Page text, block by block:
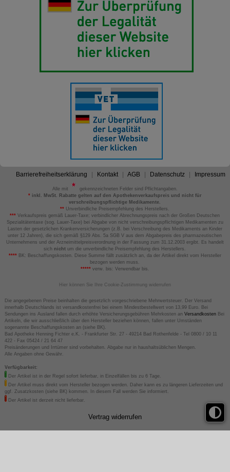
Barrierefreiheitserklärung Kontakt AGB Datenschutz Impressum
Alle mit
gekennzeichneten Felder sind Pflichtangaben.
*inkl. MwSt. Rabatte gelten auf den Apothekenverkaufspreis und nicht für
verschreibungspflichtige Medikamente.
** Unverbindliche Preisempfehlung des Herstellers.
*** Verkaufspreis gemäß Lauer-Taxe; verbindlicher Abrechnungspreis nach der Großen Deutschen
Spezialitätentaxe (sog. Lauer-Taxe) bei Abgabe von nicht verschreibungspflichtigen Medikamenten zu
Lasten der gesetzlichen Krankenversicherungen (z.B. bei Verschreibung des Medikaments an Kinder
unter 12 Jahren), die sich gemäß §129 Abs. 5a SGB V aus dem Abgabepreis des pharmazeutischen
Unternehmens und der Arzneimittelpreisverordnung in der Fassung zum 31.12.2003 ergibt. Es handelt
sich nicht um die unverbindliche Preisempfehlung des Herstellers.
****BK: Beschaffungskosten. Diese Summe fällt zusätzlich an, da der Artikel direkt vom Hersteller
bezogen werden muss.
*****verw. bis: Verwendbar bis.
Hier können Sie Ihre Cookie-Zustimmung widerrufen
Die angegebenen Preise beinhalten die gesetzlich vorgeschriebene Mehrwertsteuer. Der Versand
innerhalb Deutschlands ist versandkostenfrei bei einem Mindestbestellwert von 13,99 Euro. Bei
Sendungen ins Ausland fallen durch erhöhte Versicherungsgebühren Mehrkosten an VersandkostenBei
Artikeln, die wir ausschließlich über den Hersteller beziehen können, fallen unter Umständen
sogenannte Beschaffungskosten an (siehe BK).
Bad Apotheke Henning Fichter e.K. - Frankfurter Str. 27 - 49214 Bad Rothenfelde - Tel 0800 / 10 11
422 - Fax 05424 / 21 64 47
Preisänderungen und Irrtümer sind vorbehalten. Abgabe nur in haushaltsüblichen Mengen.
Alle Angaben ohne Gewähr.
Verfügbarkeit:
Der Artikel ist in der Regel sofort lieferbar, in Einzelfällen bis zu 6 Tage.
Der Artikel muss direkt vom Hersteller bezogen werden. Daher kann es zu längeren Lieferzeiten und
ggf. Zusatzkosten (siehe BK) kommen. In diesem Fall werden Sie informiert.
Der Artikel ist derzeit nicht lieferbar.
Vertrag widerrufen